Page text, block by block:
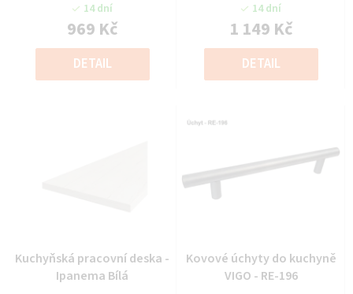
14 dní
969 Kč
DETAIL
14 dní
1 149 Kč
DETAIL
Kuchyňská pracovní deska -
Ipanema Bílá
Kovové úchyty do kuchyně
VIGO - RE-196